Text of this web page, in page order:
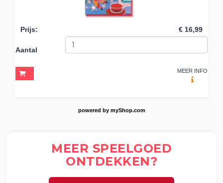
Prijs: € 16,99
Aantal
MEER INFO
powered by myShop.com
MEER SPEELGOED
ONTDEKKEN?